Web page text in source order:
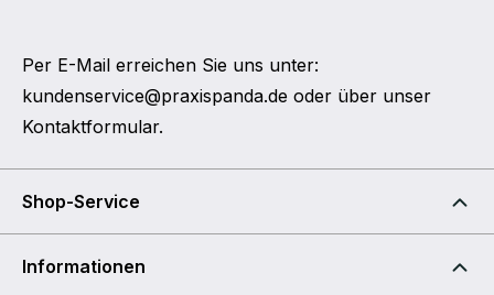
Per E-Mail erreichen Sie uns unter:
kundenservice@praxispanda.de oder über unser
Kontaktformular.
Shop-Service
Informationen